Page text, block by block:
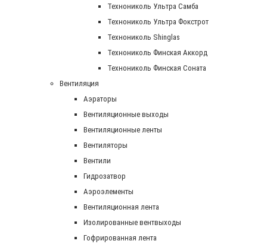
Технониколь Ультра Самба
Технониколь Ультра Фокстрот
Технониколь Shinglas
Технониколь Финская Аккорд
Технониколь Финская Соната
Вентиляция
Аэраторы
Вентиляционные выходы
Вентиляционные ленты
Вентиляторы
Вентили
Гидрозатвор
Аэроэлементы
Вентиляционная лента
Изолированные вентвыходы
Гофрированная лента